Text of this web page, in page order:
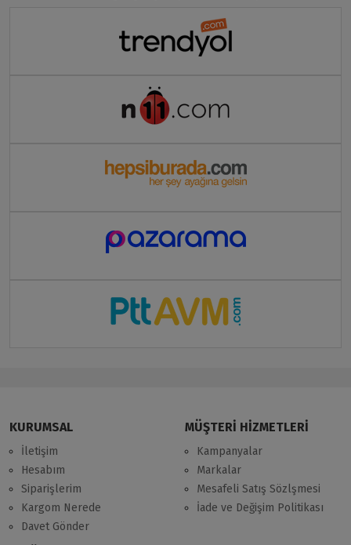
KURUMSAL
İletişim
Hesabım
Siparişlerim
Kargom Nerede
Davet Gönder
MÜŞTERİ HİZMETLERİ
Kampanyalar
Markalar
Mesafeli Satış Sözlşmesi
İade ve Değişim Politikası